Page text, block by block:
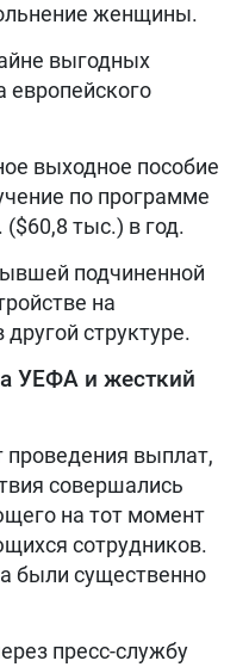
женщины.
выгодных
европейского
выходное пособие
по программе
тыс.) в год.
подчиненной
на
структуре.
УЕФА и жесткий
выплат,
совершались
на тот момент
сотрудников.
были существенно
пресс-службу